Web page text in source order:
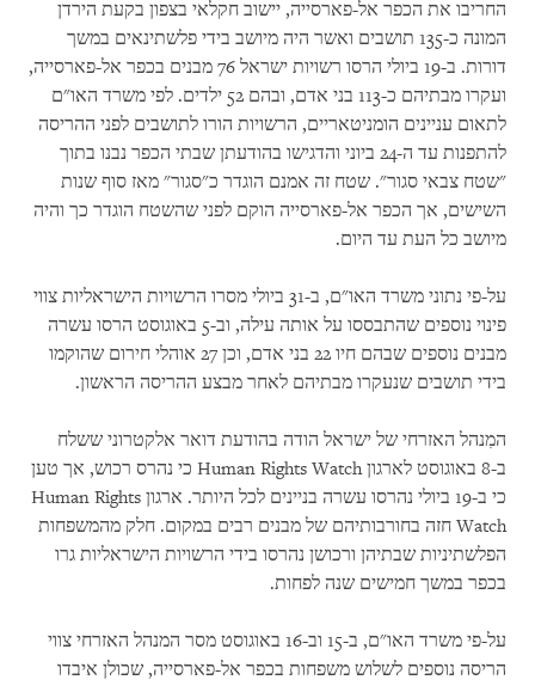
החריבו את הכפר אל-פארסייה, יישוב חקלאי בצפון בקעת הירדן
המונה כ-135 תושבים ואשר היה מיושב בידי פלשתינאים במשך
דורות. ב-19 ביולי הרסו רשויות ישראל 76 מבנים בכפר אל-פארסייה,
ועקרו מבתיהם כ-113 בני אדם, ובהם 52 ילדים. לפי משרד האו"ם
לתאום עניינים הומניטאריים, הרשויות הורו לתושבים לפני ההריסה
להתפנות עד ה-24 ביוני והדגישו בהודעתן שבתי הכפר נבנו בתוך
"שטח צבאי סגור". שטח זה אמנם הוגדר כ"סגור" מאז סוף שנות
השישים, אך הכפר אל-פארסייה הוקם לפני שהשטח הוגדר כך והיה
מיושב כל העת עד היום.
על-פי נתוני משרד האו"ם, ב-31 ביולי מסרו הרשויות הישראליות צווי
פינוי נוספים שהתבססו על אותה עילה, וב-5 באוגוסט הרסו עשרה
מבנים נוספים שבהם חיו 22 בני אדם, וכן 27 אוהלי חירום שהוקמו
בידי תושבים שנעקרו מבתיהם לאחר מבצע ההריסה הראשון.
המִנהל האזרחי של ישראל הודה בהודעת דואר אלקטרוני ששלח
ב-8 באוגוסט לארגון Human Rights Watch כי נהרס רכוש, אך טען
כי ב-19 ביולי נהרסו עשרה בניינים לכל היותר. ארגון Human Rights
Watch חזה בחורבותיהם של מבנים רבים במקום. חלק מהמשפחות
הפלשתיניות שבתיהן ורכושן נהרסו בידי הרשויות הישראליות גרו
בכפר במשך חמישים שנה לפחות.
על-פי משרד האו"ם, ב-15 וב-16 באוגוסט מסר המנהל האזרחי צווי
הריסה נוספים לשלוש משפחות בכפר אל-פארסייה, שכולן איבדו